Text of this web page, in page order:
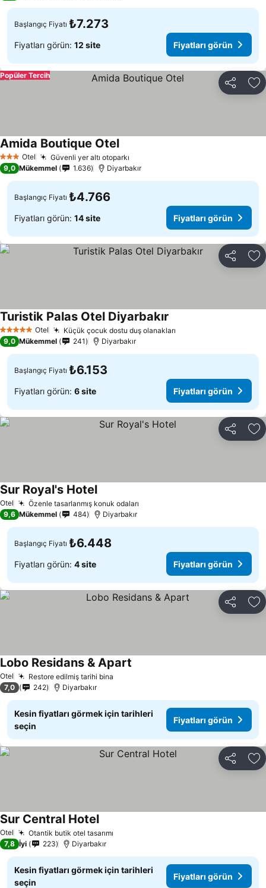
Başlangıç Fiyatı ₺7.273
Fiyatları görün: 12 site Fiyatları görün
Paylaş
Popüler Tercih
3 YıldızOtel Güvenli yer altı otoparkı
Amida Boutique OtelFiyatları görün
9,0 Mükemmel 1.636 Diyarbakır
Başlangıç Fiyatı ₺4.766
Fiyatları görün: 14 site Fiyatları görün
Paylaş
5 Yıldız Otel Küçük çocuk dostu duş olanakları
Turistik Palas Otel Diyarbakır
9,0 Mükemmel 241 Diyarbakır
Başlangıç Fiyatı ₺6.153
Fiyatları görün: 6 site Fiyatları görün
Paylaş
Otel Özenle tasarlanmış konuk odaları
Sur Royal's HotelFiyatları görün
9,6 Mükemmel 484 Diyarbakır
Başlangıç Fiyatı ₺6.448
Fiyatları görün: 4 site Fiyatları görün
Paylaş
Otel Restore edilmiş tarihi bina
Lobo Residans & Apart
7,0 242 Diyarbakır
Kesin fiyatları görmek için tarihleri
seçin
Fiyatları görün
Paylaş
Otel Otantik butik otel tasarımı
Sur Central HotelFiyatları görün
7,8 İyi 223 Diyarbakır
Kesin fiyatları görmek için tarihleri
seçin
Fiyatları görün